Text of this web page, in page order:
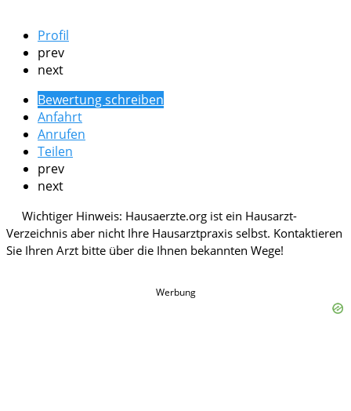
Profil
prev
next
Bewertung schreiben
Anfahrt
Anrufen
Teilen
prev
next
Werbung